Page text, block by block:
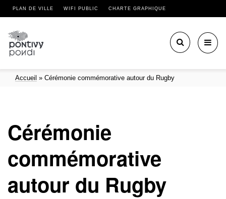
PLAN DE VILLE WIFI PUBLIC CHARTE GRAPHIQUE
Accueil » Cérémonie commémorative autour du Rugby
Cérémonie
commémorative
autour du Rugby